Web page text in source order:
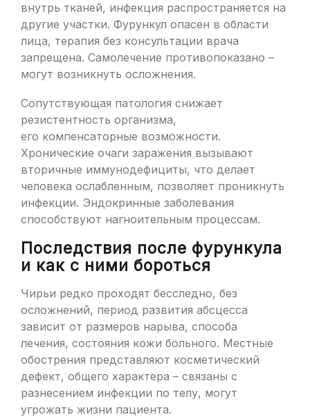
внутрь тканей, инфекция распространяется на
другие участки. Фурункул опасен в области
лица, терапия без консультации врача
запрещена. Самолечение противопоказано –
могут возникнуть осложнения.
Сопутствующая патология снижает
резистентность организма,
его компенсаторные возможности.
Хронические очаги заражения вызывают
вторичные иммунодефициты, что делает
человека ослабленным, позволяет проникнуть
инфекции. Эндокринные заболевания
способствуют нагноительным процессам.
Последствия после фурункула
и как с ними бороться
Чирьи редко проходят бесследно, без
осложнений, период развития абсцесса
зависит от размеров нарыва, способа
лечения, состояния кожи больного. Местные
обострения представляют косметический
дефект, общего характера – связаны с
разнесением инфекции по телу, могут
угрожать жизни пациента.